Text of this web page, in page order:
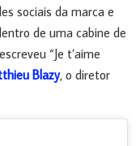
sociais da marca e
de uma cabine de
“Je t’aime
Blazy, o diretor